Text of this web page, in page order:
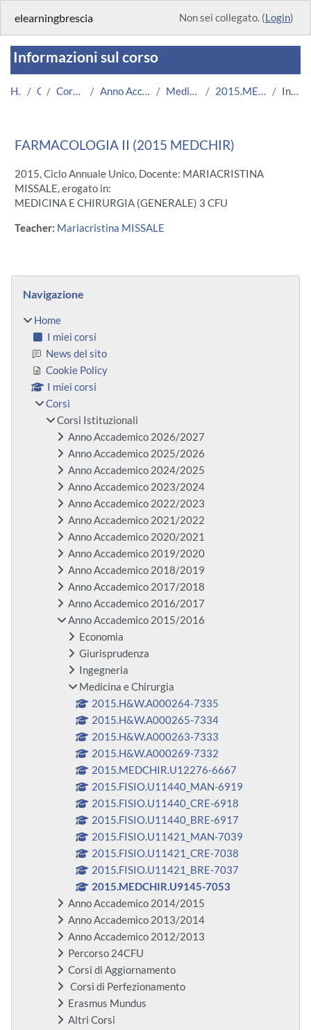
elearningbrescia Non sei collegato. (Login)
Informazioni sul corso
Home Corsi Corsi Istituzionali Anno Accademico 2015/2016 Medicina e Chirurgia 2015.MEDCHIR.U9145-7053 Introduzione
FARMACOLOGIA II (2015 MEDCHIR)
2015, Ciclo Annuale Unico, Docente: MARIACRISTINA
MISSALE, erogato in:
MEDICINA E CHIRURGIA (GENERALE) 3 CFU
Teacher: Mariacristina MISSALE
Blocchi
Navigazione
Home
I miei corsi
News del sito
Cookie Policy
I miei corsi
Corsi
Corsi Istituzionali
Anno Accademico 2026/2027
Anno Accademico 2025/2026
Anno Accademico 2024/2025
Anno Accademico 2023/2024
Anno Accademico 2022/2023
Anno Accademico 2021/2022
Anno Accademico 2020/2021
Anno Accademico 2019/2020
Anno Accademico 2018/2019
Anno Accademico 2017/2018
Anno Accademico 2016/2017
Anno Accademico 2015/2016
Economia
Giurisprudenza
Ingegneria
Medicina e Chirurgia
2015.H&W.A000264-7335
2015.H&W.A000265-7334
2015.H&W.A000263-7333
2015.H&W.A000269-7332
2015.MEDCHIR.U12276-6667
2015.FISIO.U11440_MAN-6919
2015.FISIO.U11440_CRE-6918
2015.FISIO.U11440_BRE-6917
2015.FISIO.U11421_MAN-7039
2015.FISIO.U11421_CRE-7038
2015.FISIO.U11421_BRE-7037
2015.MEDCHIR.U9145-7053
Anno Accademico 2014/2015
Anno Accademico 2013/2014
Anno Accademico 2012/2013
Percorso 24CFU
Corsi di Aggiornamento
Corsi di Perfezionamento
Erasmus Mundus
Altri Corsi